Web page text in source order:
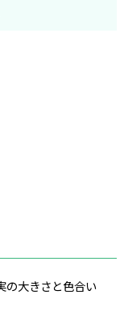
の大きさと色合い